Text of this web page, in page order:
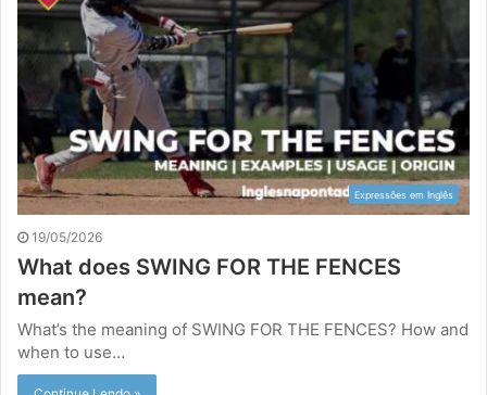
Expressões em Inglês
19/05/2026
What does SWING FOR THE FENCES
mean?
What’s the meaning of SWING FOR THE FENCES? How and
when to use…